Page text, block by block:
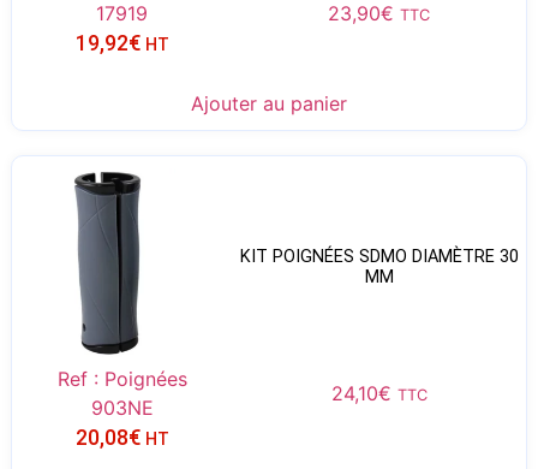
17919 23,90€ TTC
19,92€ HT
Ajouter au panier
KIT POIGNÉES SDMO DIAMÈTRE 30
MM
Ref : Poignées
903NE
24,10€ TTC
20,08€ HT